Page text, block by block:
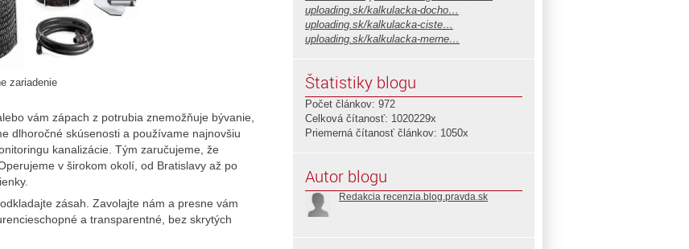
zariadenie
vám zápach z potrubia znemožňuje bývanie,
dlhoročné skúsenosti a používame najnovšiu
kanalizácie. Tým zaručujeme, že
v širokom okolí, od Bratislavy až po
zásah. Zavolajte nám a presne vám
a transparentné, bez skrytých
uploading.sk/kalkulacka-docho…
uploading.sk/kalkulacka-ciste…
uploading.sk/kalkulacka-merne…
Štatistiky blogu
Počet článkov: 972
Celková čítanosť: 1020229x
Priemerná čítanosť článkov: 1050x
Autor blogu
Redakcia recenzia.blog.pravda.sk